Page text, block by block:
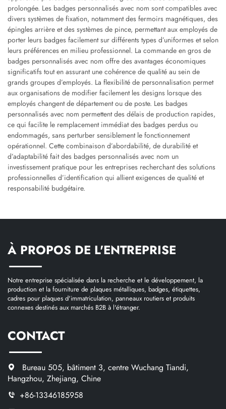
prolongée. Les badges personnalisés avec nom sont compatibles avec
divers systèmes de fixation, notamment des fermoirs magnétiques, des
épingles arrière et des systèmes de pince, permettant aux employés de
porter leurs badges facilement sur différents types d’uniformes et selon
leurs préférences en milieu professionnel. La commande en gros de
badges personnalisés avec nom offre des avantages économiques
significatifs tout en assurant une cohérence de qualité au sein de
grands groupes d’employés. La flexibilité de personnalisation permet
aux organisations de modifier facilement les designs lorsque des
employés changent de département ou de poste. Les badges
personnalisés avec nom permettent des délais de production rapides,
ce qui facilite le remplacement immédiat des badges perdus ou
endommagés, sans perturber sensiblement le fonctionnement
opérationnel. Cette combinaison d’abordabilité, de durabilité et
d’adaptabilité fait des badges personnalisés avec nom un
investissement pratique pour les entreprises recherchant des solutions
professionnelles d’identification qui allient exigences de qualité et
responsabilité budgétaire.
À PROPOS DE L'ENTREPRISE
Notre entreprise spécialisée dans la recherche et le développement, la
production et la fourniture de plaques métalliques, badges, étiquettes,
cadres pour plaques d'immatriculation, panneaux routiers et produits
connexes destinés aux marchés B2B à l'étranger.
CONTACT
Bureau 505, bâtiment 3, centre Wuchang Tiandi,
Hangzhou, Zhejiang, Chine
+86-13346185958